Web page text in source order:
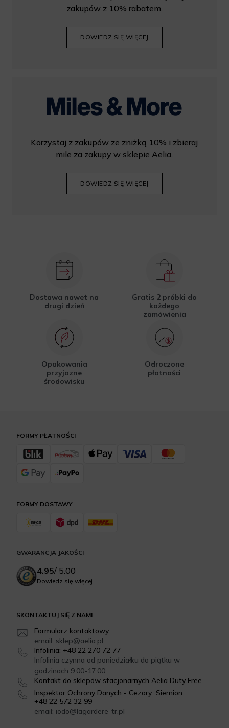
zakupów z 10% rabatem.
DOWIEDZ SIĘ WIĘCEJ
Korzystaj z zakupów ze zniżką 10% i zbieraj
mile za zakupy w sklepie Aelia.
DOWIEDZ SIĘ WIĘCEJ
Dostawa nawet na
drugi dzień
Gratis 2 próbki do
każdego
zamówienia
Opakowania
przyjazne
środowisku
Odroczone
płatności
SKONTAKTUJ SIĘ Z NAMI
Formularz kontaktowy
email: sklep@aelia.pl
Infolinia: +48 22 270 72 77
Infolinia czynna od poniedziałku do piątku w
godzinach 9:00-17:00
Kontakt do sklepów stacjonarnych Aelia Duty Free
Inspektor Ochrony Danych - Cezary Siemion:
+48 22 572 32 99
email: iodo@lagardere-tr.pl
FORMY DOSTAWY
FORMY PŁATNOŚCI
GWARANCJA JAKOŚCI
4.95/ 5.00
Dowiedz się więcej